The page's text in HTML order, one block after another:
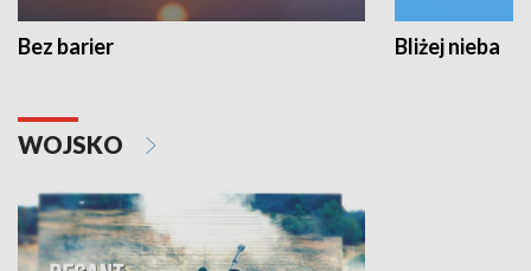
Bez barier Bliżej nieba
WOJSKO